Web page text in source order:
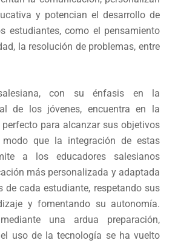
y potencian el desarrollo de
estudiantes, como el pensamiento
la resolución de problemas, entre
con su énfasis en la
de los jóvenes, encuentra en la
para alcanzar sus objetivos
modo que la integración de estas
a los educadores salesianos
más personalizada y adaptada
de cada estudiante, respetando sus
y fomentando su autonomía.
una ardua preparación,
uso de la tecnología se ha vuelto